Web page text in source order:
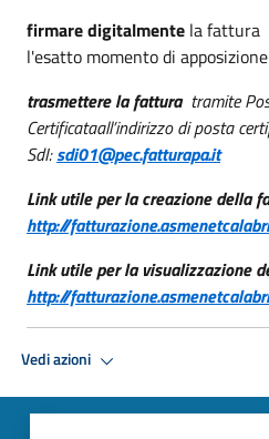
firmare digitalmente la fattura
l'esatto momento di
trasmettere la fattura tramite
Certificataall’indirizzo di posta
SdI:sdi01@pec.fatturapa.it
Link utile per la creazione della
http://
Link utile per la visualizzazione
http://
Vedi azioni